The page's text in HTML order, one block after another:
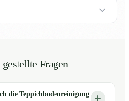
Fragen
die Teppichbodenreinigung